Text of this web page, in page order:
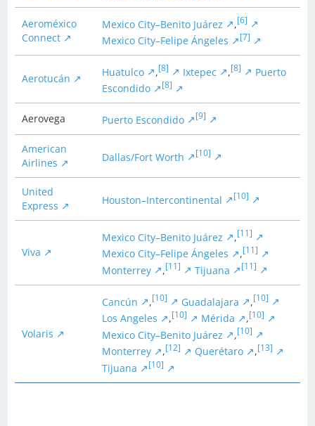
Aeroméxico
Connect
Mexico City–Benito Juárez ,[6]
Mexico City–Felipe Ángeles [7]
Aerotucán Huatulco ,[8] Ixtepec ,[8]
Puerto
Escondido
[8]
Aerovega Puerto Escondido [9]
American
Airlines
Dallas/Fort Worth [10]
United
Express
Houston–Intercontinental [10]
Viva
Mexico City–Benito Juárez ,[11]
Mexico City–Felipe Ángeles ,[11]
Monterrey , [11] Tijuana [11]
Volaris
Cancún ,[10] Guadalajara ,[10]
Los Angeles ,[10] Mérida ,[10]
Mexico City–Benito Juárez , [10]
Monterrey ,[12] Querétaro ,[13]
Tijuana [10]